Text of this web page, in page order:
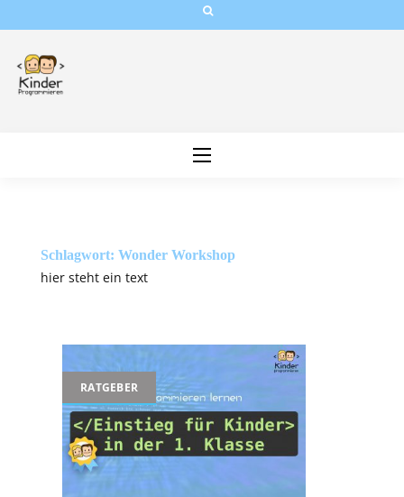
content
Schlagwort: Wonder Workshop
hier steht ein text
RATGEBER